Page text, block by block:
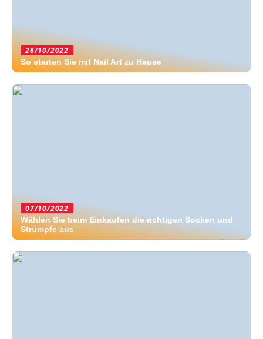
26/10/2022
So starten Sie mit Nail Art zu Hause
07/10/2022
Wählen Sie beim Einkaufen die richtigen Socken und
Strümpfe aus